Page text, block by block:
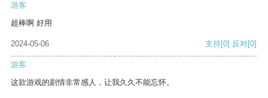
游客
超棒啊 好用
2024-05-06 支持[0] 反对[0]
游客
这款游戏的剧情非常感人，让我久久不能忘怀。